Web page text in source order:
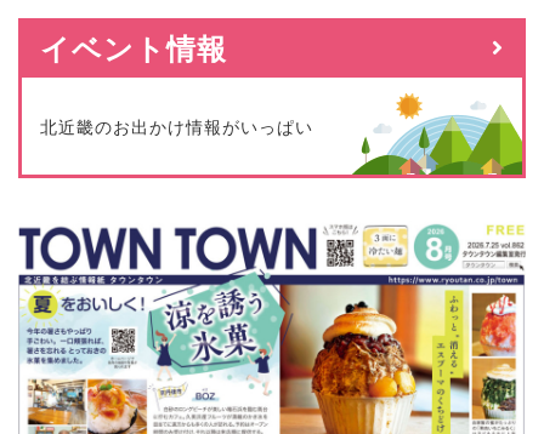
イベント情報
北近畿のお出かけ情報がいっぱい